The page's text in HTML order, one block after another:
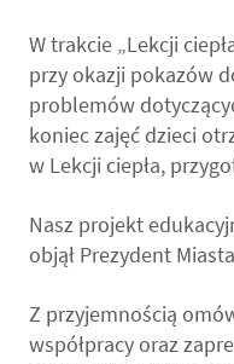
W trakcie „Lekcji
przy okazji pokazów
problemów
koniec zajęć dzieci
w Lekcji ciepła,
Nasz projekt
objął Prezydent
Z przyjemnością
współpracy oraz